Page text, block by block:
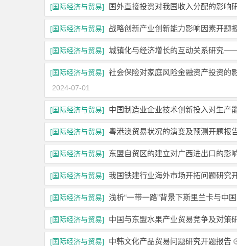
[国际经济与贸易] 国外直接投资对我国收入分配的影响
[国际经济与贸易] 战略创新产业创新能力影响因素开题
[国际经济与贸易] 城镇化与经济增长的互动关系研究
[国际经济与贸易] 社会保险对家庭风险金融资产投资
2024-07-01
[国际经济与贸易] 中国制造业企业技术创新投入对生产
[国际经济与贸易] 粤港澳贸易状况的演变及预测开题报
[国际经济与贸易] 东盟自贸区的建立对广西进出口的影
[国际经济与贸易] 我国铁建行业海外市场开拓问题研究
[国际经济与贸易] 浅析“一带一路”背景下斯里兰卡与中
[国际经济与贸易] 中国与东盟水果产业贸易竞争及对策
[国际经济与贸易] 中韩文化产品贸易问题研究开题报告